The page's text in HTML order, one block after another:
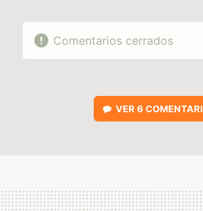
Comentarios cerrados
VER 6